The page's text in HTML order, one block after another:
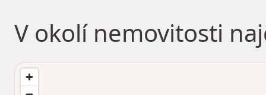
V okolí nemovitosti